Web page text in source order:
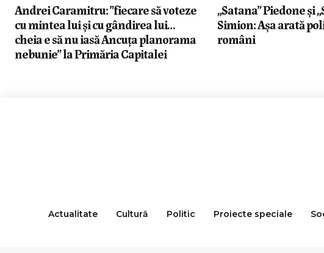
Andrei Caramitru: ”fiecare să voteze
cu mintea lui și cu gândirea lui…
cheia e să nu iasă Ancuța planorama
nebunie” la Primăria Capitalei
„Satana” Piedone și
Simion: Așa arată
români
Actualitate Cultură Politic Proiecte speciale